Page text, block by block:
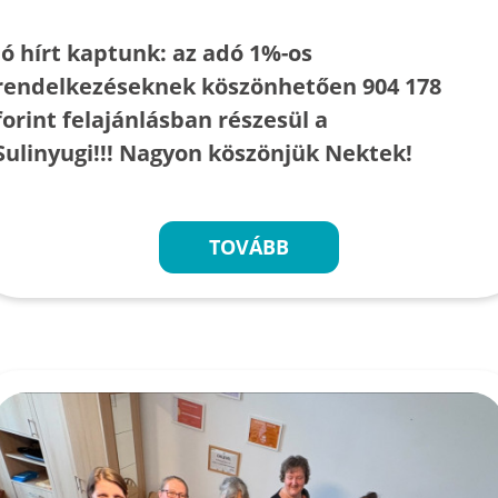
hírt kaptunk: az adó 1%-os
köszönhetően 904 178
felajánlásban részesül a
Nagyon köszönjük Nektek!
TOVÁBB